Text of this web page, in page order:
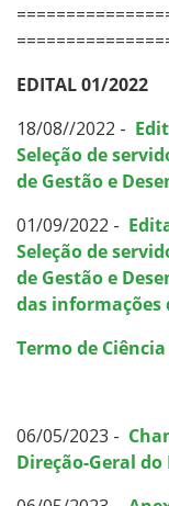
EDITAL 01/2022
18/08//2022 -
Seleção de
de Gestão e
01/09/2022 -
Seleção de
de Gestão e
das informações
Termo de
06/05/2023 -
Direção-Geral do